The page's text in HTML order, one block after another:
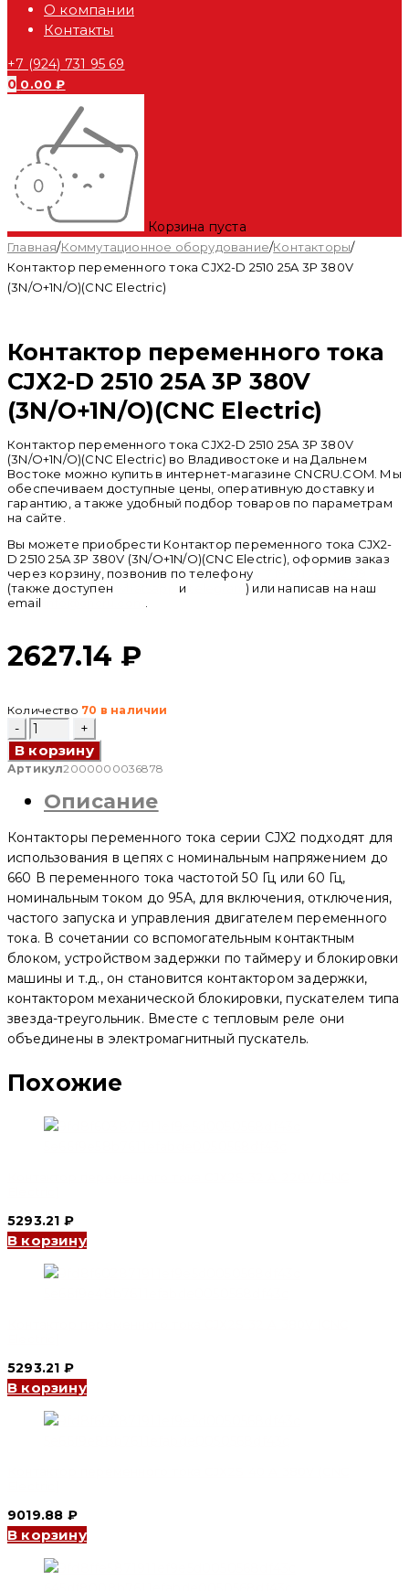
О компании
Контакты
+7 (924) 731 95 69
0 0.00₽
Корзина пуста
Главная/Коммутационное оборудование/Контакторы/
Контактор переменного тока CJX2-D 2510 25A 3P 380V
(3N/O+1N/O)(CNC Electric)
Контактор переменного тока
CJX2-D 2510 25A 3P 380V
(3N/O+1N/O)(CNC Electric)
Контактор переменного тока CJX2-D 2510 25A 3P 380V
(3N/O+1N/O)(CNC Electric) во Владивостоке и на Дальнем
Востоке можно купить в интернет-магазине CNCRU.COM. Мы
обеспечиваем доступные цены, оперативную доставку и
гарантию, а также удобный подбор товаров по параметрам
на сайте.
Вы можете приобрести Контактор переменного тока CJX2-
D 2510 25A 3P 380V (3N/O+1N/O)(CNC Electric), оформив заказ
через корзину, позвонив по телефону
(также доступен
и telegram) или написав на наш
email
2627.14 ₽
Количество 70 в наличии
Количество
товара
Контактор
переменного
CJX2-
25A
3P
380V
(3N/O+1N/O)
(CNC
Electric)
В корзину
Артикул2000000036878
Описание
Контакторы переменного тока серии CJX2 подходят для
использования в цепях с номинальным напряжением до
660 В переменного тока частотой 50 Гц или 60 Гц,
номинальным током до 95А, для включения, отключения,
частого запуска и управления двигателем переменного
тока. В сочетании со вспомогательным контактным
блоком, устройством задержки по таймеру и блокировки
машины и т.д., он становится контактором задержки,
контактором механической блокировки, пускателем типа
звезда-треугольник. Вместе с тепловым реле они
объединены в электромагнитный пускатель.
Похожие
5293.21 ₽
В корзину
5293.21 ₽
В корзину
9019.88 ₽
В корзину